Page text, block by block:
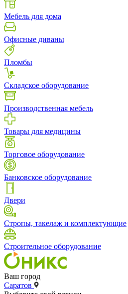
Мебель для дома
Офисные диваны
Пломбы
Складское оборудование
Производственная мебель
Товары для медицины
Торговое оборудование
Банковское оборудование
Двери
Стропы, такелаж и комплектующие
Строительное оборудование
Ваш город
Саратов